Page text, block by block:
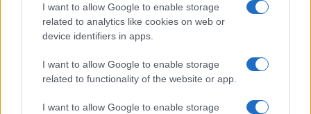
I want to allow Google to enable storage
related to analytics like cookies on web or
device identifiers in apps.
I want to allow Google to enable storage
related to functionality of the website or app.
I want to allow Google to enable storage
Élõben a Sony Xperia Z5 és Z5 Compact-tal
Sony Xperia Z5 más szögből
Három percben: 4K-s kijelzővel jönnek a Sony Xperia Z5-
Ennyibe kerülnek az új Sony Xperia Z5 mobilok